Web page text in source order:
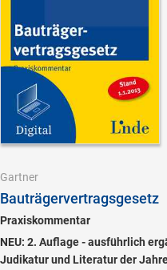
Gartner
Bauträgervertragsgesetz
Praxiskommentar
NEU: 2. Auflage - ausführlich
Judikatur und Literatur der